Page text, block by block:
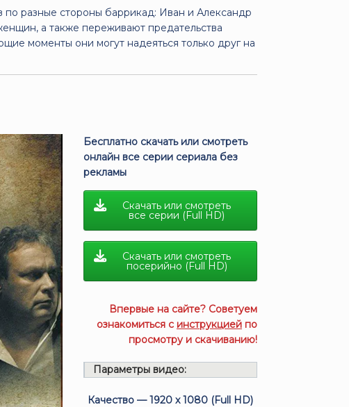
по разные стороны баррикад: Иван и Александр
а также переживают предательства
моменты они могут надеяться только друг на
Бесплатно скачать или смотреть
онлайн все серии сериала без
рекламы
Скачать или смотреть
все серии (Full HD)
Скачать или смотреть
посерийно (Full HD)
Впервые на сайте? Советуем
ознакомиться с инструкцией по
просмотру и скачиванию!
Параметры видео:
Качество — 1920 x 1080 (Full HD)